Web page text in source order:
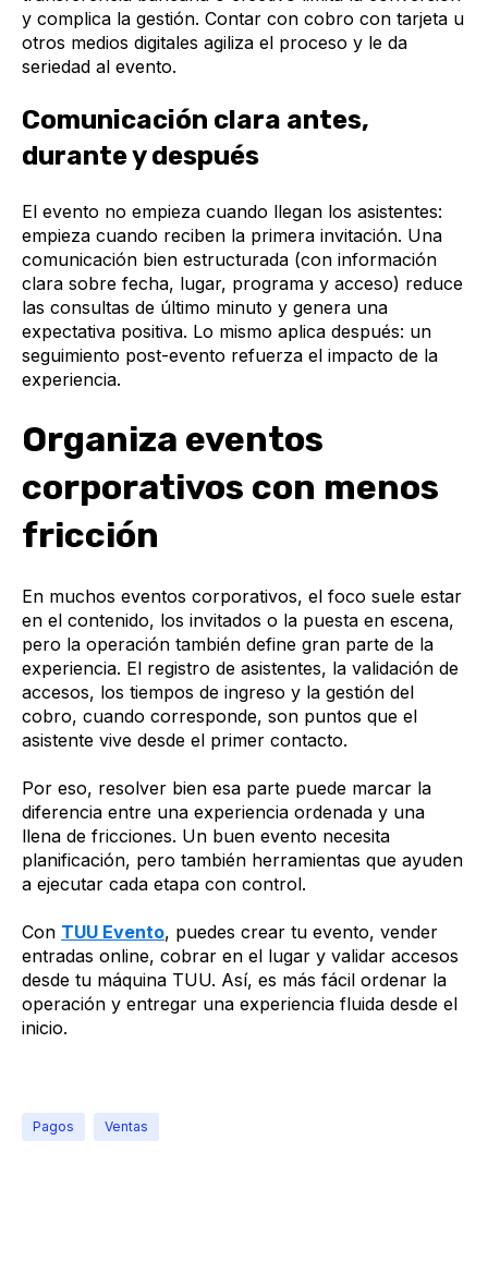
y complica la gestión. Contar con cobro con tarjeta u
otros medios digitales agiliza el proceso y le da
seriedad al evento.
Comunicación clara antes,
durante y después
El evento no empieza cuando llegan los asistentes:
empieza cuando reciben la primera invitación. Una
comunicación bien estructurada (con información
clara sobre fecha, lugar, programa y acceso) reduce
las consultas de último minuto y genera una
expectativa positiva. Lo mismo aplica después: un
seguimiento post-evento refuerza el impacto de la
experiencia.
Organiza eventos
corporativos con menos
fricción
En muchos eventos corporativos, el foco suele estar
en el contenido, los invitados o la puesta en escena,
pero la operación también define gran parte de la
experiencia. El registro de asistentes, la validación de
accesos, los tiempos de ingreso y la gestión del
cobro, cuando corresponde, son puntos que el
asistente vive desde el primer contacto.
Por eso, resolver bien esa parte puede marcar la
diferencia entre una experiencia ordenada y una
llena de fricciones. Un buen evento necesita
planificación, pero también herramientas que ayuden
a ejecutar cada etapa con control.
Con TUU Evento, puedes crear tu evento, vender
entradas online, cobrar en el lugar y validar accesos
desde tu máquina TUU. Así, es más fácil ordenar la
operación y entregar una experiencia fluida desde el
inicio.
Pagos Ventas